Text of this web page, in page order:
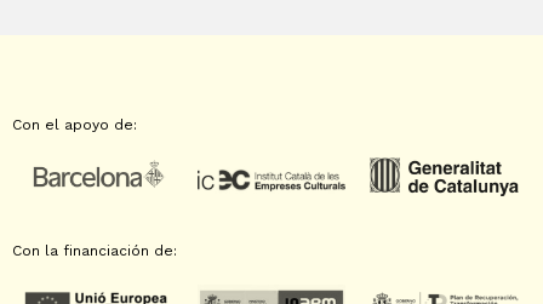
Con el apoyo de:
Con la financiación de: